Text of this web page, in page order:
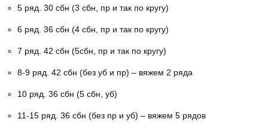
5 ряд. 30 сбн (3 сбн, пр и так по кругу)
6 ряд. 36 сбн (4 сбн, пр и так по кругу)
7 ряд. 42 сбн (5сбн, пр и так по кругу)
8-9 ряд. 42 сбн (без уб и пр) – вяжем 2 ряда
10 ряд. 36 сбн (5 сбн, уб)
11-15 ряд. 36 сбн (без пр и уб) – вяжем 5 рядов